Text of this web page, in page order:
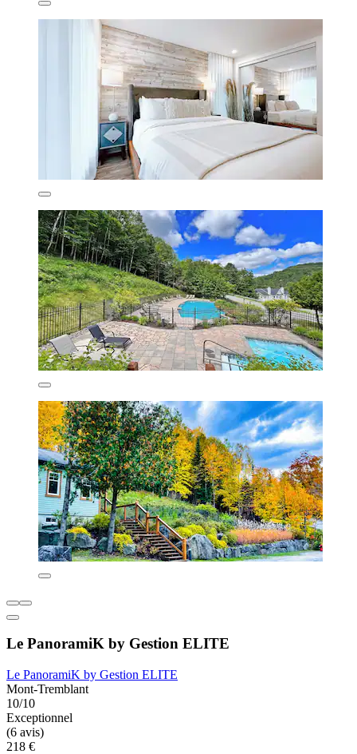
Le PanoramiK by Gestion ELITE
Le PanoramiK by Gestion ELITE
Mont-Tremblant
10/10
Exceptionnel
(6 avis)
218 €